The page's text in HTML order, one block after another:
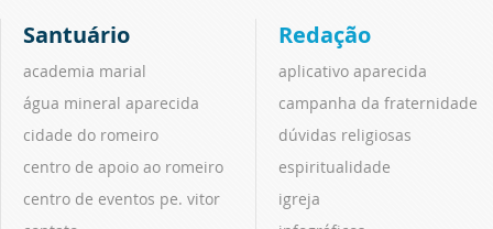
Santuário
academia marial
água mineral aparecida
cidade do romeiro
centro de apoio ao romeiro
centro de eventos pe. vitor
Redação
aplicativo aparecida
campanha da fraternidade
dúvidas religiosas
espiritualidade
igreja